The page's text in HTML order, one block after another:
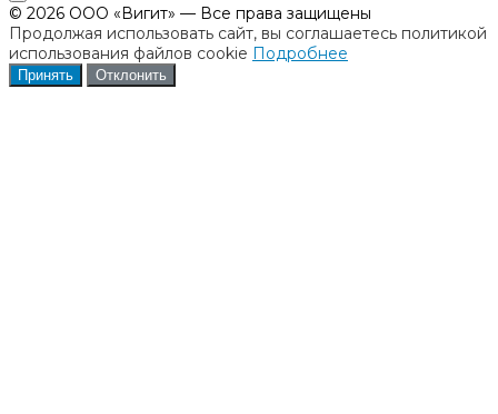
© 2026 ООО «Вигит» — Все права защищены
Продолжая использовать сайт, вы соглашаетесь политикой
использования файлов cookie Подробнее
Принять Отклонить